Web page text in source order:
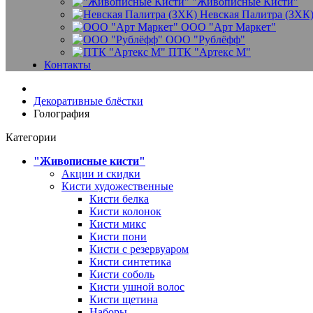
Невская Палитра (ЗХК)
ООО "Арт Маркет"
ООО "Рублёфф"
ПТК "Артекс М"
Контакты
Декоративные блёстки
Голография
Категории
"Живописные кисти"
Акции и скидки
Кисти художественные
Кисти белка
Кисти колонок
Кисти микс
Кисти пони
Кисти с резервуаром
Кисти синтетика
Кисти соболь
Кисти ушной волос
Кисти щетина